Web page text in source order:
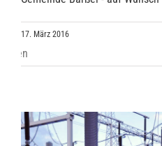
17. März 2016